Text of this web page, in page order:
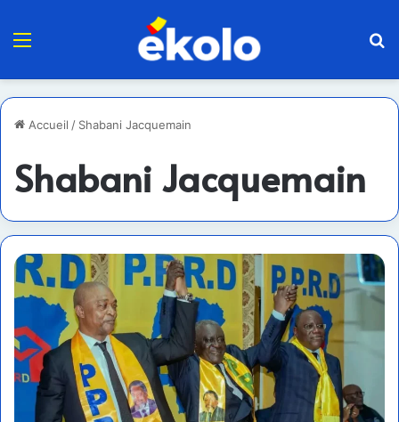
Menu
Accueil / Shabani Jacquemain
Shabani Jacquemain